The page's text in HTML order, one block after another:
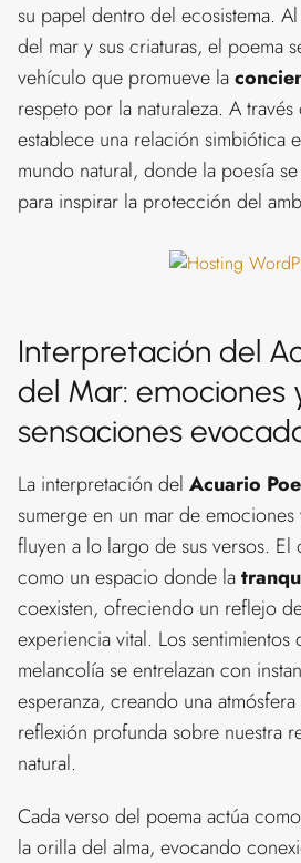
su papel dentro del ecosistema.
del mar y sus criaturas, el poema
vehículo que promueve la
respeto por la naturaleza. A
establece una relación simbiótica
mundo natural, donde la poesía
para inspirar la protección del
Interpretación del
del Mar: emociones
sensaciones
La interpretación del Acuario
sumerge en un mar de
fluyen a lo largo de sus versos. El
como un espacio donde la
coexisten, ofreciendo un reflejo
experiencia vital. Los sentimientos
melancolía se entrelazan con
esperanza, creando una
reflexión profunda sobre nuestra
natural.
Cada verso del poema actúa
la orilla del alma, evocando